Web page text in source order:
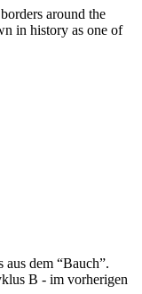
around the
in history as one of
dem “Bauch”.
B - im vorherigen